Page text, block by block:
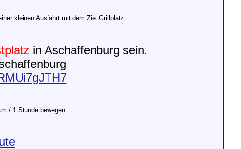
kleinen Ausfahrt mit dem Ziel Grillplatz.
in Aschaffenburg sein.
/ 1 Stunde bewegen.